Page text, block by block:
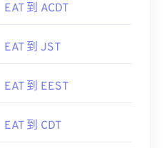
EAT 到 ACDT
EAT 到 JST
EAT 到 EEST
EAT 到 CDT